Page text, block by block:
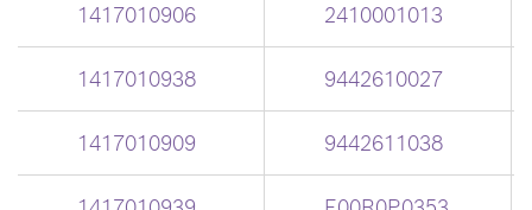
1417010906 2410001013
1417010938 9442610027
1417010909 9442611038